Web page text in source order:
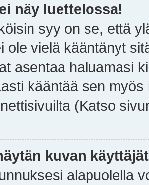
näy luettelossa!
syy on se, että
ole vielä kääntänyt
asentaa haluamasi
kääntää sen
(Katso
kuvan
alapuolella